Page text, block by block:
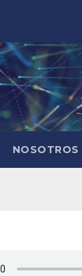
NOSOTROS